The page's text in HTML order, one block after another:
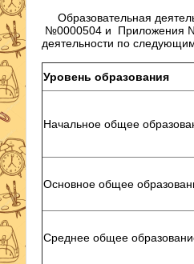
Образовательная
№0000504 и
Приложения
деятельности по
Уровень образования
Начальное общее
Основное общее
Среднее общее